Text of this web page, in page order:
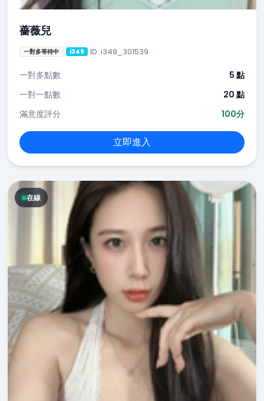
薔薇兒
一對多等待中 i349 ID: i349_301539
一對多點數
5 點
一對一點數
20 點
滿意度評分
100分
立即進入
在線